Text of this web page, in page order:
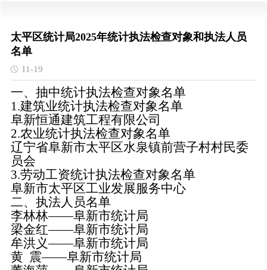
太平区统计局2025年统计执法检查对象和执法人员
名单
11-19
一、抽中统计执法检查对象名单
1.建筑业统计执法检查对象名单
阜新恒通建筑工程有限公司
2.农业统计执法检查对象名单
辽宁省阜新市太平区水泉镇前营子村村民委
员会
3.劳动工资统计执法检查对象名单
阜新市太平区工业发展服务中心
二、执法人员名单
李林林——阜新市统计局
梁金红——阜新市统计局
牟洪义——阜新市统计局
黄 震——阜新市统计局